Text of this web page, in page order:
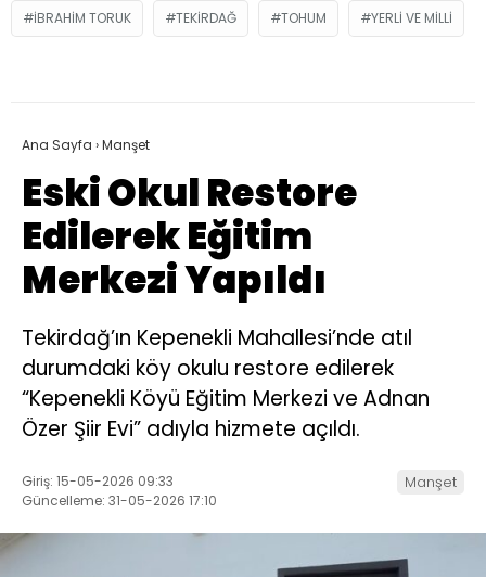
IBRAHIM TORUK TEKIRDAĞ TOHUM YERLI VE MILLI
Ana Sayfa ›Manşet
Eski Okul Restore
Edilerek Eğitim
Merkezi Yapıldı
Tekirdağ’ın Kepenekli Mahallesi’nde atıl
durumdaki köy okulu restore edilerek
“Kepenekli Köyü Eğitim Merkezi ve Adnan
Özer Şiir Evi” adıyla hizmete açıldı.
Giriş: 15-05-2026 09:33
Güncelleme: 31-05-2026 17:10
Manşet